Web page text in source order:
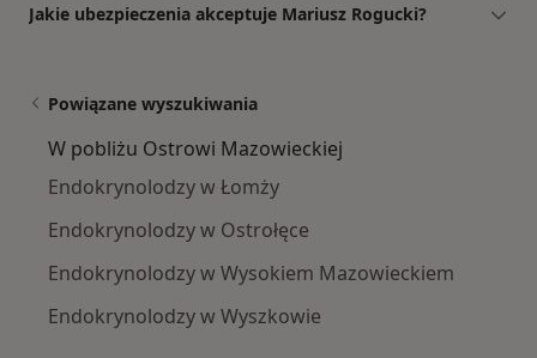
Jakie ubezpieczenia akceptuje Mariusz Rogucki?
Powiązane wyszukiwania
W pobliżu Ostrowi Mazowieckiej
Endokrynolodzy w Łomży
Endokrynolodzy w Ostrołęce
Endokrynolodzy w Wysokiem Mazowieckiem
Endokrynolodzy w Wyszkowie